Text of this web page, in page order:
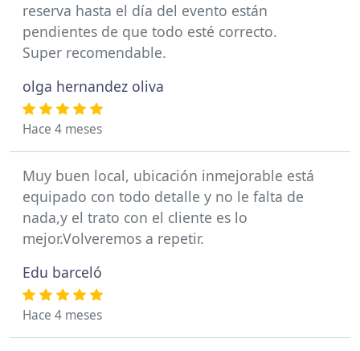
reserva hasta el día del evento están
pendientes de que todo esté correcto.
Super recomendable.
olga hernandez oliva
Hace 4 meses
Muy buen local, ubicación inmejorable está
equipado con todo detalle y no le falta de
nada,y el trato con el cliente es lo
mejor.Volveremos a repetir.
Edu barceló
Hace 4 meses